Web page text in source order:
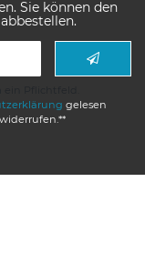
Sie können den
gelesen